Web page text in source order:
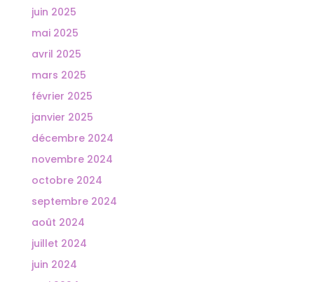
juin 2025
mai 2025
avril 2025
mars 2025
février 2025
janvier 2025
décembre 2024
novembre 2024
octobre 2024
septembre 2024
août 2024
juillet 2024
juin 2024